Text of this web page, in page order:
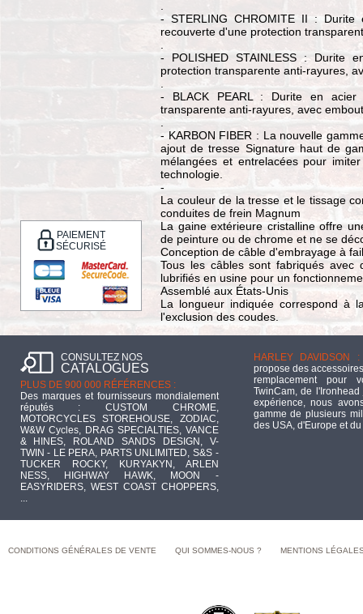
PAIEMENT
SÉCURISÉ
- STERLING CHROMITE II :
recouverte d'une protection
- POLISHED STAINLESS : Durite
protection transparente anti-rayures,
- BLACK PEARL : Durite en acier
transparente anti-rayures, avec
- KARBON FIBER : La nouvelle
ajout de tresse Signature haut de
mélangées et entrelacées pour
technologie.
-
La couleur de la tresse et le tissage
conduites de frein Magnum
La gaine extérieure cristalline offre
de peinture ou de chrome et ne se
Conception de câble d'embrayage à
Tous les câbles sont fabriqués avec
lubrifiés en usine pour un
Assemblé aux États-Unis
La longueur indiquée correspond à
l'exclusion des coudes.
CONSULTEZ NOS
CATALOGUES
PLUS DE 900 000 RÉFÉRENCES :
Des marques et fournisseurs mondialement
réputés : CUSTOM CHROME,
MOTORCYCLES STOREHOUSE, ZODIAC,
W&W Cycles, DRAG SPECIALTIES, VANCE
& HINES, ROLAND SANDS DESIGN, V-
TWIN - LE PERA, PARTS UNLIMITED, S&S -
TUCKER ROCKY, KURYAKYN, ARLEN
NESS, HIGHWAY HAWK, MOON -
EASYRIDERS, WEST COAST CHOPPERS,
...
HARLEY DAVIDSON :
propose des
remplacement pour
TwinCam, de
expérience, nous
gamme de plusieurs
des USA, d'Europe et
CONDITIONS GÉNÉRALES DE VENTE QUI SOMMES-NOUS ? MENTIONS